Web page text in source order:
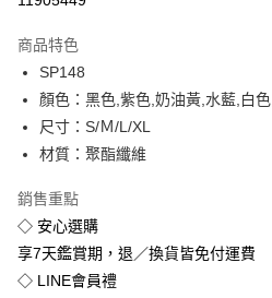
Apple Pay
街口支付
悠遊付
Google Pay
全盈+PAY
運送方式
商品特色
SP148
顏色：黑色,紫色,奶油黃,水藍,白
尺寸：S/Ｍ/L/XL
材質：聚酯纖維
銷售重點
◇ 安心選購
享7天鑑賞期，退／換貨皆免付運費
◇ LINE會員禮